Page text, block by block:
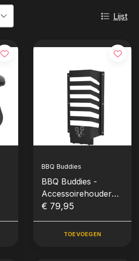
Lijst
BBQ Buddies
BBQ Buddies -
Accessoirehouder
€ 79,95
TOEVOEGEN